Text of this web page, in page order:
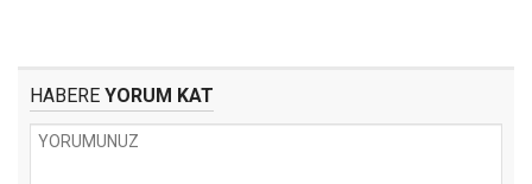
HABERE YORUM KAT